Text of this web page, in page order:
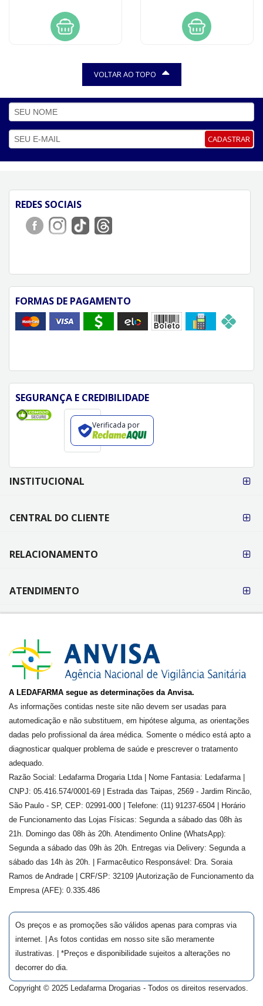
VOLTAR AO TOPO
CADASTRAR
REDES SOCIAIS
FORMAS DE PAGAMENTO
SEGURANÇA E CREDIBILIDADE
Verificada por
FORMAS DE
PAGAMENTO
INSTITUCIONAL
CENTRAL DO CLIENTE
RELACIONAMENTO
ATENDIMENTO
A LEDAFARMA segue as determinações da Anvisa.
As informações contidas neste site não devem ser usadas para
automedicação e não substituem, em hipótese alguma, as orientações
dadas pelo profissional da área médica. Somente o médico está apto a
diagnosticar qualquer problema de saúde e prescrever o tratamento
adequado.
Razão Social: Ledafarma Drogaria Ltda | Nome Fantasia: Ledafarma |
CNPJ: 05.416.574/0001-69 | Estrada das Taipas, 2569 - Jardim Rincão,
São Paulo - SP, CEP: 02991-000 | Telefone: (11) 91237-6504 | Horário
de Funcionamento das Lojas Físicas: Segunda a sábado das 08h às
21h. Domingo das 08h às 20h. Atendimento Online (WhatsApp):
Segunda a sábado das 09h às 20h. Entregas via Delivery: Segunda a
sábado das 14h às 20h. | Farmacêutico Responsável: Dra. Soraia
Ramos de Andrade
| CRF/SP: 32109 |Autorização de Funcionamento da
Empresa (AFE): 0.335.486
Os preços e as promoções são válidos apenas para compras via
internet. | As fotos contidas em nosso site são meramente
ilustrativas. | *Preços e disponibilidade sujeitos a alterações no
decorrer do dia.
Copyright © 2025 Ledafarma Drogarias - Todos os direitos reservados.